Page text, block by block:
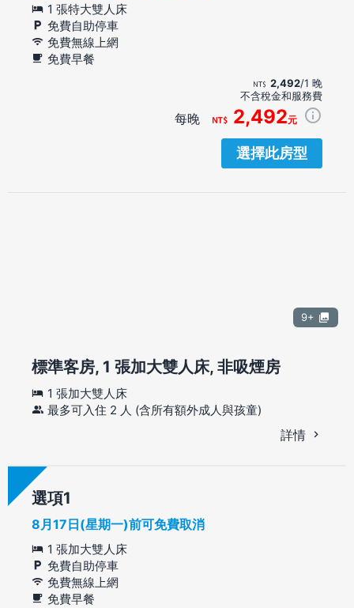
1 張特大雙人床
免費自助停車
免費無線上網
免費早餐
2,492/1 晚
不含稅金和服務費
每晚 2,492元
選擇此房型
9+
標準客房, 1 張加大雙人床, 非吸煙房
1 張加大雙人床
最多可入住 2 人 (含所有額外成人與孩童)
詳情
選項
8月17日(星期一)前可免費取消
1 張加大雙人床
免費自助停車
免費無線上網
免費早餐